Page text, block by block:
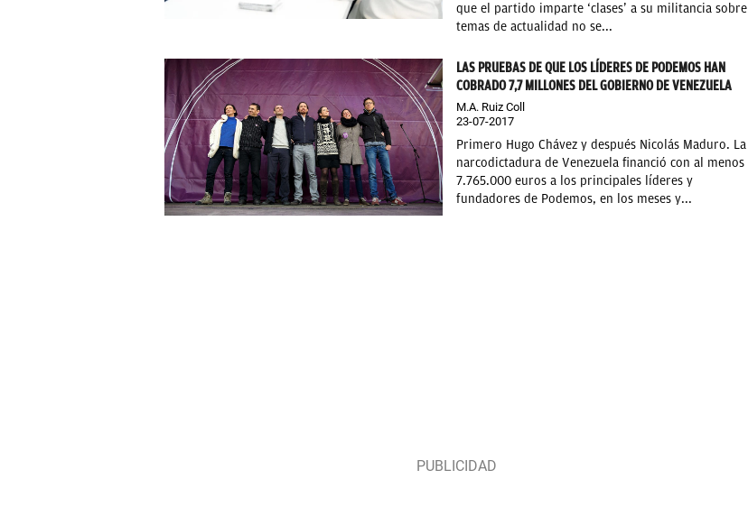
que el partido imparte ‘clases’ a su militancia sobre
temas de actualidad no se...
LAS PRUEBAS DE QUE LOS LÍDERES DE PODEMOS HAN
COBRADO 7,7 MILLONES DEL GOBIERNO DE VENEZUELA
M.A. Ruiz Coll
23-07-2017
Primero Hugo Chávez y después Nicolás Maduro. La
narcodictadura de Venezuela financió con al menos
7.765.000 euros a los principales líderes y
fundadores de Podemos, en los meses y...